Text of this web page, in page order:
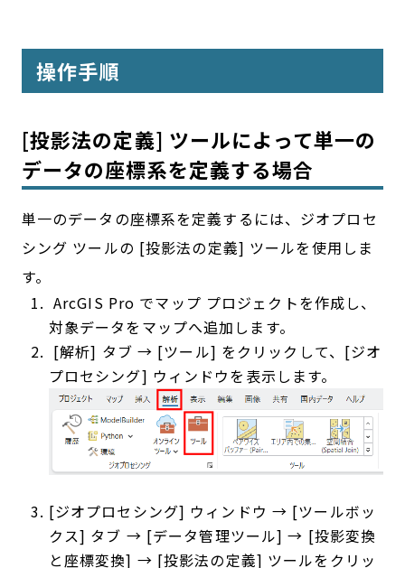
操作手順
[投影法の定義] ツールによって単一の
データの座標系を定義する場合
単一のデータの座標系を定義するには、ジオプロセ
シング ツールの [投影法の定義] ツールを使用しま
す。
ArcGIS Pro でマップ プロジェクトを作成し、
対象データをマップへ追加します。
[解析] タブ → [ツール] をクリックして、[ジオ
プロセシング] ウィンドウを表示します。
[ジオプロセシング] ウィンドウ → [ツールボッ
クス] タブ → [データ管理ツール] → [投影変換
と座標変換] → [投影法の定義] ツールをクリッ